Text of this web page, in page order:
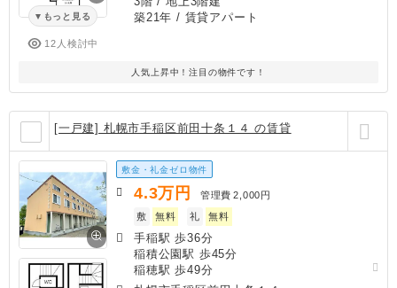
もっと見る
12人検討中
築21年 / 賃貸アパート
人気上昇中！注目の物件です！
[一戸建] 札幌市手稲区前田十条１４ の賃貸
敷金・礼金ゼロ物件
4.3万円 管理費 2,000円
敷
無料 礼 無料
手稲駅 歩36分
稲積公園駅 歩45分
稲穂駅 歩49分